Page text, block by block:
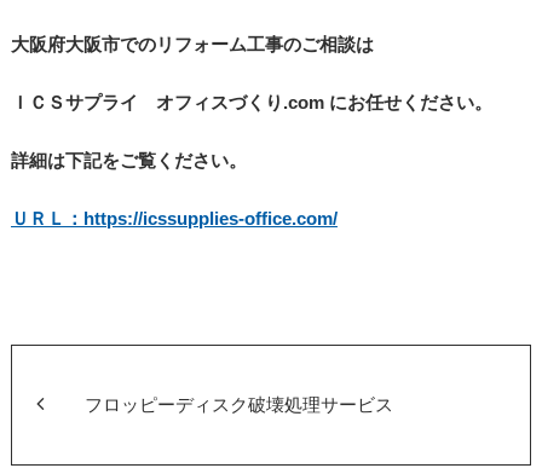
大阪府大阪市でのリフォーム工事のご相談は
ＩＣＳサプライ オフィスづくり.com にお任せください。
詳細は下記をご覧ください。
ＵＲＬ：https://icssupplies-office.com/
フロッピーディスク破壊処理サービス